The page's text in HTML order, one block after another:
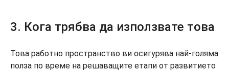
3. Кога трябва да използвате това
Това работно пространство ви осигурява най-голяма
полза по време на решаващите етапи от развитието